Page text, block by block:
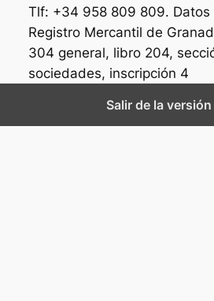
Tlf: +34 958 809 809. Datos
Registro Mercantil de
304 general, libro 204,
sociedades, inscripción 4
Salir de la